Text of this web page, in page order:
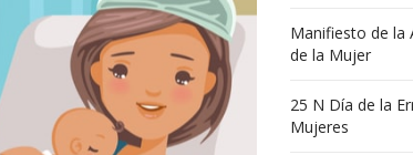
Manifiesto de la
de la Mujer
25 N Día de la
Mujeres